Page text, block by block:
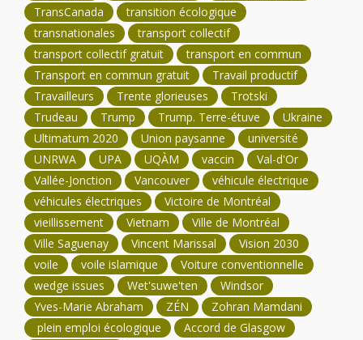
TransCanada
transition écologique
transnationales
transport collectif
transport collectif gratuit
transport en commun
Transport en commun gratuit
Travail productif
Travailleurs
Trente glorieuses
Trotski
Trudeau
Trump Trump. Terre-étuve
Ukraine
Ultimatum 2020
Union paysanne
université
UNRWA
UPA UQÀM vaccin
Val-d'Or
Vallée-Jonction
Vancouver
véhicule électrique
véhicules électriques
Victoire de Montréal
vieillissement
Vietnam
Ville de Montréal
Ville Saguenay
Vincent Marissal
Vision 2030
voile
voile islamique
Voiture conventionnelle
wedge issues
Wet'suwe'ten
Windsor
Yves-Marie Abraham
ZÉN
Zohran Mamdani
plein emploi écologique
Accord de Glasgow